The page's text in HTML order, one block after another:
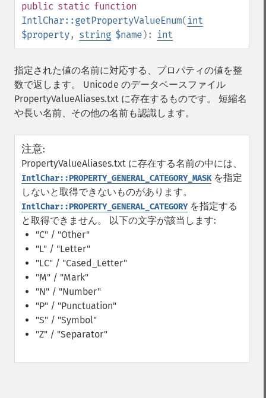
public static function
IntlChar::getPropertyValueEnum( int
$property, string $name): int
指定された値の名前に対応する、プロパティの値を整
数で返します。 Unicode のデータベースファイル
PropertyValueAliases.txt に存在するものです。 短縮名
や長い名前、その他の名前も認識します。
注意:
PropertyValueAliases.txt に存在する名前の中には、
IntlChar::PROPERTY_GENERAL_CATEGORY_MASKを指定
しないと取得できないものがあります。
IntlChar::PROPERTY_GENERAL_CATEGORYを指定する
と取得できません。 以下の文字が該当します:
"C" / "Other"
"L" / "Letter"
"LC" / "Cased_Letter"
"M" / "Mark"
"N" / "Number"
"P" / "Punctuation"
"S" / "Symbol"
"Z" / "Separator"